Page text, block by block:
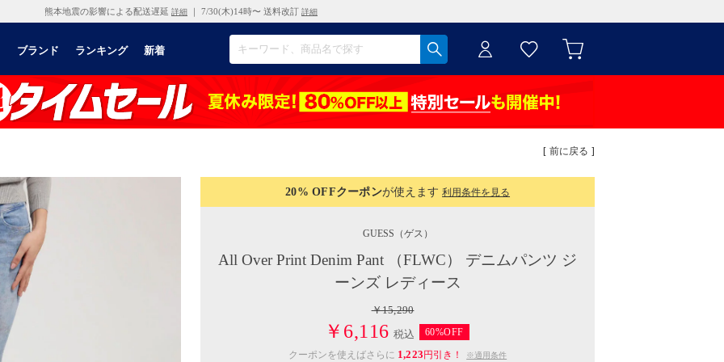
熊本地震の影響による配送遅延 詳細 ｜ 7/30(木)14時〜 送料改訂 詳細
ブランド ランキング 新着
[ 前に戻る ]
20% OFFクーポンが使えます 利用条件を見る
GUESS （ゲス）
All Over Print Denim Pant （FLWC） デニムパンツ ジ
ーンズ レディース
￥15,290
￥6,116 税込
60%OFF
クーポンを使えばさらに 1,223円引き！ ※適用条件